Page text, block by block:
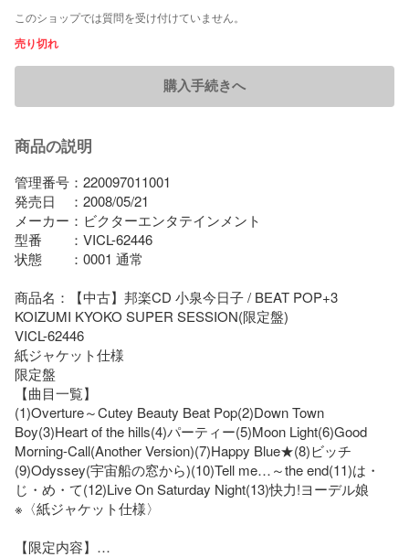
このショップでは質問を受け付けていません。
売り切れ
購入手続きへ
商品の説明
管理番号：220097011001
発売日　：2008/05/21
メーカー：ビクターエンタテインメント
型番　　：VICL-62446
状態　　：0001 通常
商品名：【中古】邦楽CD 小泉今日子 / BEAT POP+3
KOIZUMI KYOKO SUPER SESSION(限定盤)
VICL-62446
紙ジャケット仕様
限定盤
【曲目一覧】
(1)Overture～Cutey Beauty Beat Pop(2)Down Town
Boy(3)Heart of the hills(4)パーティー(5)Moon Light(6)Good
Morning-Call(Another Version)(7)Happy Blue★(8)ビッチ
(9)Odyssey(宇宙船の窓から)(10)Tell me…～the end(11)は・
じ・め・て(12)Live On Saturday Night(13)快力!ヨーデル娘
※〈紙ジャケット仕様〉
【限定内容】